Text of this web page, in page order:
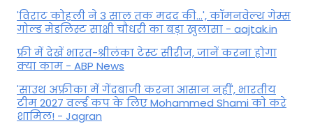
'विराट कोहली ने 3 साल तक मदद की...', कॉमनवेल्थ गेम्स
गोल्ड मेडलिस्ट साक्षी चौधरी का बड़ा खुलासा - aajtak.in
फ्री में देखें भारत-श्रीलंका टेस्ट सीरीज, जानें करना होगा
क्या काम - ABP News
'साउथ अफ्रीका में गेंदबाजी करना आसान नहीं', भारतीय
टीम 2027 वर्ल्‍ड कप के लिए Mohammed Shami को करे
शामिल! - Jagran